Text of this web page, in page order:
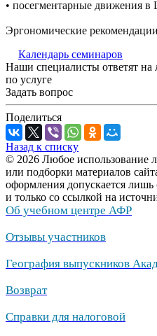
• посегментарные движения
Эргономические рекомендации
Календарь семинаров
Наши специалисты ответят
по услуге
Задать вопрос
Поделиться
Назад к списку
© 2026 Любое использование
или подборки материалов
оформления допускается лишь
и только со ссылкой на
Об учебном центре АФР
Отзывы участников
География выпускников
Возврат
Справки для налоговой